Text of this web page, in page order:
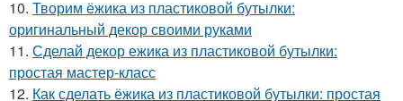
10. Творим ёжика из пластиковой бутылки:
оригинальный декор своими руками
11. Сделай декор ежика из пластиковой бутылки:
простая мастер-класс
12. Как сделать ёжика из пластиковой бутылки: простая